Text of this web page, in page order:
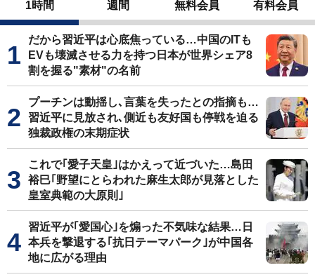
1時間 週間 無料会員 有料会員
だから習近平は心底焦っている…中国のITも
EVも壊滅させる力を持つ日本が世界シェア8
割を握る"素材"の名前
プーチンは動揺し､言葉を失ったとの指摘も…
習近平に見放され､側近も友好国も停戦を迫る
独裁政権の末期症状
これで｢愛子天皇｣はかえって近づいた…島田
裕巳｢野望にとらわれた麻生太郎が見落とした
皇室典範の大原則｣
習近平が｢愛国心｣を煽った不気味な結果…日
本兵を撃退する｢抗日テーマパーク｣が中国各
地に広がる理由